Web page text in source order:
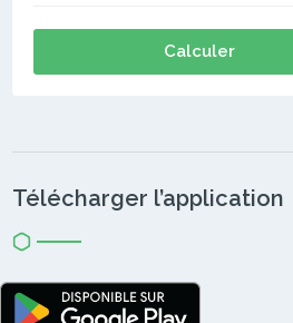
Calculer
Télécharger l’application